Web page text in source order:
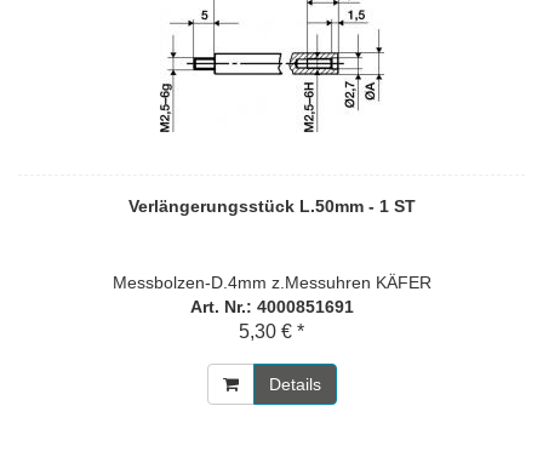
Verlängerungsstück L.50mm - 1 ST
Messbolzen-D.4mm z.Messuhren KÄFER
Art. Nr.: 4000851691
5,30 € *
Details